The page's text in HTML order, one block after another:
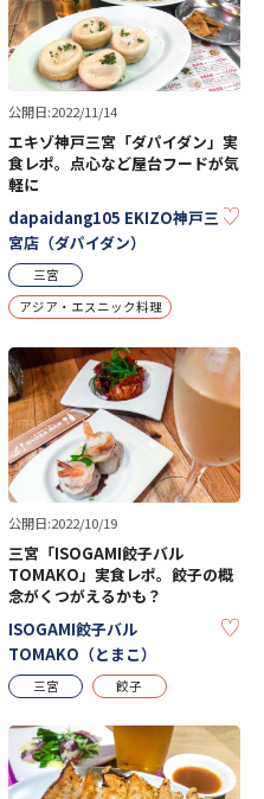
KEEP
公開日:2022/11/14
エキゾ神戸三宮「ダパイダン」実
食レポ。点心など屋台フードが気
軽に
dapaidang105 EKIZO神戸三
宮店（ダパイダン）
三宮
アジア・エスニック料理
KEEP
公開日:2022/10/19
三宮「ISOGAMI餃子バル
TOMAKO」実食レポ。餃子の概
念がくつがえるかも？
ISOGAMI餃子バル
TOMAKO（とまこ）
三宮 餃子